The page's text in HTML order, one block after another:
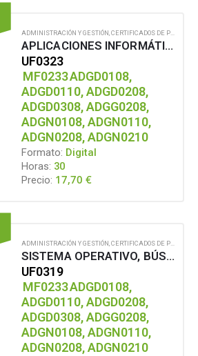
ADMINISTRACIÓN Y GESTIÓN CERTIFICADOS DE PROFESIONALIDAD
APLICACIONES INFORMÁTICAS PARA PRESENTACIONES: GRÁFICAS DE INFORMACIÓN
UF0323
MF0233ADGD0108,
ADGD0110, ADGD0208,
ADGD0308, ADGG0208,
ADGN0108, ADGN0110,
ADGN0208, ADGN0210
Formato: Digital
Horas: 30
Precio: 17,70€
ADMINISTRACIÓN Y GESTIÓN CERTIFICADOS DE PROFESIONALIDAD
SISTEMA OPERATIVO, BÚSQUEDA DE LA INFORMACIÓN: INTERNET/INTRANET Y CORREO ELECTRÓNICO
UF0319
MF0233ADGD0108,
ADGD0110, ADGD0208,
ADGD0308, ADGG0208,
ADGN0108, ADGN0110,
ADGN0208, ADGN0210